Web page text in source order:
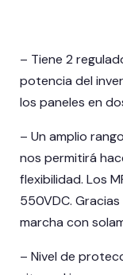
– Tiene 2
potencia del
los paneles en
– Un amplio
nos permitirá
flexibilidad. Los
550VDC.
marcha con
– Nivel de